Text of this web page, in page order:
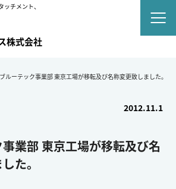
チメント、
株式会社
ブルーテック事業部 東京工場が移転及び名称変更致しました。
2012.11.1
業部 東京工場が移転及び名
た。